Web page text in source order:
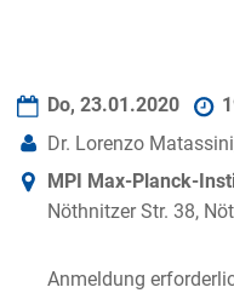
Do, 23.01.2020
Dr. Lorenzo
MPI Max-Planck-
Nöthnitzer Str. 38,
Anmeldung